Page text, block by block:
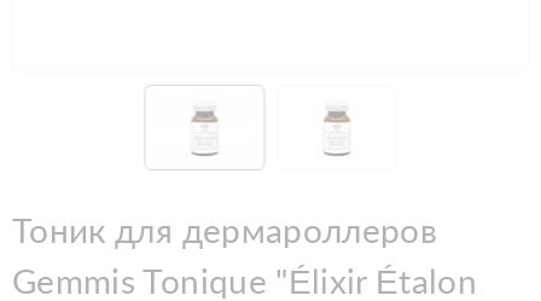
Тоник для дермароллеров
Gemmis Tonique "Élixir Étalon